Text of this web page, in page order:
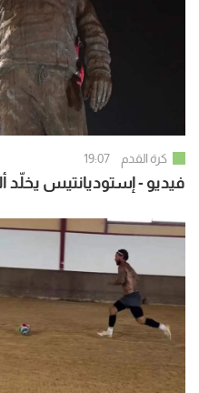
كرة القدم 19:07
فيديو - إستوديانتيس يخلّد